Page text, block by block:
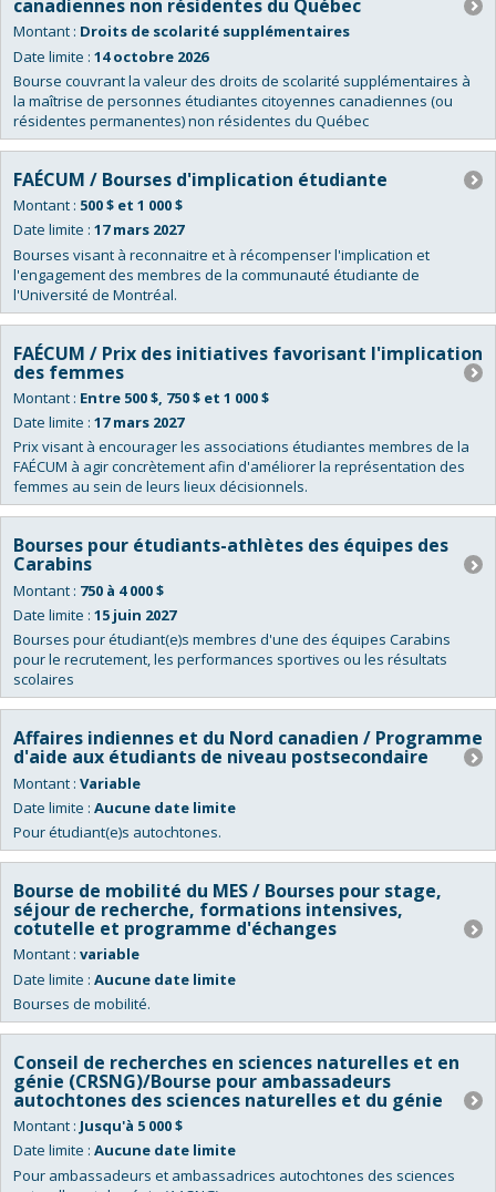
canadiennes non résidentes du Québec
Montant : Droits de scolarité supplémentaires
Date limite : 14 octobre 2026
Bourse couvrant la valeur des droits de scolarité supplémentaires à
la maîtrise de personnes étudiantes citoyennes canadiennes (ou
résidentes permanentes) non résidentes du Québec
FAÉCUM / Bourses d'implication étudiante
Montant : 500 $ et 1 000 $
Date limite : 17 mars 2027
Bourses visant à reconnaitre et à récompenser l'implication et
l'engagement des membres de la communauté étudiante de
l'Université de Montréal.
FAÉCUM / Prix des initiatives favorisant l'implication
des femmes
Montant : Entre 500 $, 750 $ et 1 000 $
Date limite : 17 mars 2027
Prix visant à encourager les associations étudiantes membres de la
FAÉCUM à agir concrètement afin d'améliorer la représentation des
femmes au sein de leurs lieux décisionnels.
Bourses pour étudiants-athlètes des équipes des
Carabins
Montant : 750 à 4 000 $
Date limite : 15 juin 2027
Bourses pour étudiant(e)s membres d'une des équipes Carabins
pour le recrutement, les performances sportives ou les résultats
scolaires
Affaires indiennes et du Nord canadien / Programme
d'aide aux étudiants de niveau postsecondaire
Montant : Variable
Date limite : Aucune date limite
Pour étudiant(e)s autochtones.
Bourse de mobilité du MES / Bourses pour stage,
séjour de recherche, formations intensives,
cotutelle et programme d'échanges
Montant : variable
Date limite : Aucune date limite
Bourses de mobilité.
Conseil de recherches en sciences naturelles et en
génie (CRSNG)/Bourse pour ambassadeurs
autochtones des sciences naturelles et du génie
Montant : Jusqu'à 5 000 $
Date limite : Aucune date limite
Pour ambassadeurs et ambassadrices autochtones des sciences